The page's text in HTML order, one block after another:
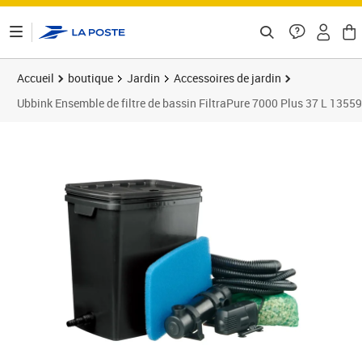
Accueil boutique Jardin
Accessoires de jardin
Ubbink Ensemble de filtre de bassin FiltraPure 7000 Plus 37 L